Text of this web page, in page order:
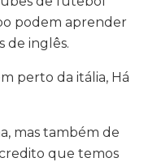
podem aprender
de inglês.
perto da itália, Há
mas também de
que temos